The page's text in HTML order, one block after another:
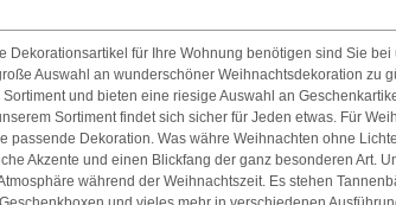
Dekorationsartikel für Ihre Wohnung benötigen sind Sie
Auswahl an wunderschöner Weihnachtsdekoration zu
und bieten eine riesige Auswahl an
Sortiment findet sich sicher für Jeden etwas. Für
passende Dekoration. Was währe Weihnachten ohne
Akzente und einen Blickfang der ganz besonderen Art.
während der Weihnachtszeit. Es stehen